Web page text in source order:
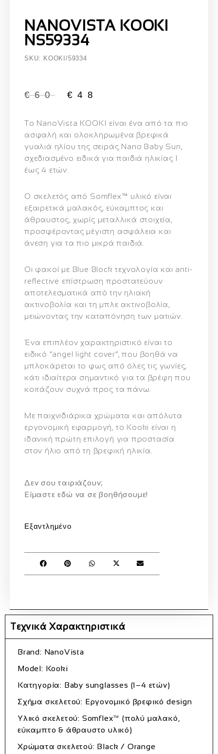
NANOVISTA KOOKI
NS59334
SKU: KOOKI/59334
€60 € 48
Το NanoVista KOOKI είναι ένα από τα πιο
ασφαλή και ολοκληρωμένα βρεφικά
γυαλιά ηλίου της σειράς Nano Baby Sun,
σχεδιασμένο ειδικά για παιδιά ηλικίας 1
έως 4 ετών.
Ο σκελετός από Somflex™ υλικό είναι
εξαιρετικά μαλακός, εύκαμπτος και
άθραυστος, χωρίς μεταλλικά στοιχεία,
προσφέροντας μέγιστη ασφάλεια και
άνεση για τα πιο μικρά παιδιά.
Οι φακοί με Blue Block τεχνολογία και anti-
reflective επίστρωση προστατεύουν
αποτελεσματικά από την ηλιακή
ακτινοβολία και τη μπλε ακτινοβολία,
μειώνοντας την καταπόνηση των ματιών.
Ένα επιπλέον χαρακτηριστικό είναι το
ειδικό “angel light cover”, που βοηθά να
μπλοκάρεται το φως από όλες τις γωνίες,
κάτι ιδιαίτερα σημαντικό για τα βρέφη που
κοιτάζουν συχνά προς τα πάνω.
Με παιχνιδιάρικα χρώματα και απόλυτα
εργονομική εφαρμογή, το Kooki είναι η
ιδανική πρώτη επιλογή για προστασία
στον ήλιο από τη βρεφική ηλικία.
Δεν σου ταιριάζουν;
Eίμαστε εδώ να σε βοηθήσουμε!
Εξαντλημένο
Τεχνικά Χαρακτηριστικά
Brand: NanoVista
Model: Kooki
Κατηγορία: Baby sunglasses (1–4 ετών)
Σχήμα σκελετού: Εργονομικό βρεφικό design
Υλικό σκελετού: Somflex™ (πολύ μαλακό,
εύκαμπτο & άθραυστο υλικό)
Χρώματα σκελετού: Black / Orange